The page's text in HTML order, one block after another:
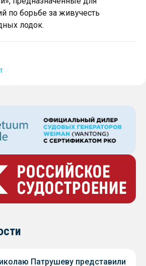
по борьбе за живучесть
лодок.
Патрушеву представили